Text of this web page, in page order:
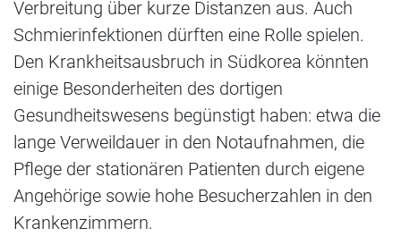
Verbreitung über kurze Distanzen aus. Auch
Schmierinfektionen dürften eine Rolle spielen.
Den Krankheitsausbruch in Südkorea könnten
einige Besonderheiten des dortigen
Gesundheitswesens begünstigt haben: etwa die
lange Verweildauer in den Notaufnahmen, die
Pflege der stationären Patienten durch eigene
Angehörige sowie hohe Besucherzahlen in den
Krankenzimmern.